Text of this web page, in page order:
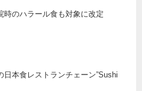
時のハラール食も対象に改定
日本食レストランチェーン”Sushi